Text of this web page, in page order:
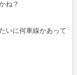
ね？
いに何車線かあって